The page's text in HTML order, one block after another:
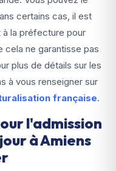
certains cas, il est
la préfecture pour
cela ne garantisse pas
plus de détails sur les
à vous renseigner sur
française.
l'admission
à Amiens